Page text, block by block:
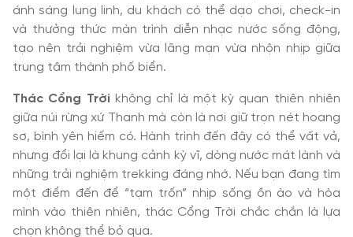
ánh sáng lung linh, du khách có thể dạo chơi, check-in
và thưởng thức màn trình diễn nhạc nước sống động,
tạo nên trải nghiệm vừa lãng mạn vừa nhộn nhịp giữa
trung tâm thành phố biển.
Thác Cổng Trời không chỉ là một kỳ quan thiên nhiên
giữa núi rừng xứ Thanh mà còn là nơi giữ trọn nét hoang
sơ, bình yên hiếm có. Hành trình đến đây có thể vất vả,
nhưng đổi lại là khung cảnh kỳ vĩ, dòng nước mát lành và
những trải nghiệm trekking đáng nhớ. Nếu bạn đang tìm
một điểm đến để “tạm trốn” nhịp sống ồn ào và hòa
mình vào thiên nhiên, thác Cổng Trời chắc chắn là lựa
chọn không thể bỏ qua.